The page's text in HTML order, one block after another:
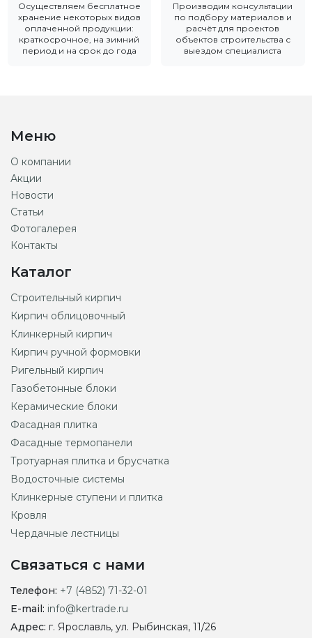
Осуществляем бесплатное
хранение некоторых видов
оплаченной продукции:
краткосрочное, на зимний
период и на срок до года
Производим консультации
по подбору материалов и
расчёт для проектов
объектов строительства с
выездом специалиста
Меню
О компании
Акции
Новости
Статьи
Фотогалерея
Контакты
Каталог
Строительный кирпич
Кирпич облицовочный
Клинкерный кирпич
Кирпич ручной формовки
Ригельный кирпич
Газобетонные блоки
Керамические блоки
Фасадная плитка
Фасадные термопанели
Тротуарная плитка и брусчатка
Водосточные системы
Клинкерные ступени и плитка
Кровля
Чердачные лестницы
Связаться с нами
Телефон: +7 (4852) 71-32-01
E-mail: info@kertrade.ru
Адрес: г. Ярославль, ул. Рыбинская, 11/26